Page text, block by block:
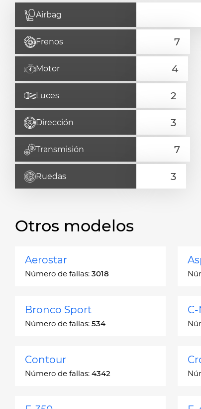
Airbag
Frenos
Motor
Luces
Dirección
Transmisión
Ruedas
Otros modelos
Aerostar
Número de fallas: 3018
Bronco Sport
Número de fallas: 534
Contour
Número de fallas: 4342